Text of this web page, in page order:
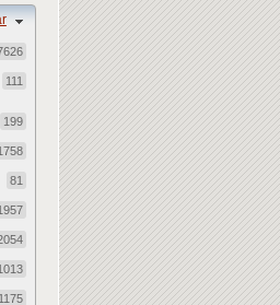
111
199
81
1175